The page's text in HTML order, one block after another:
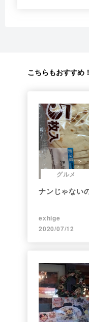
こちらもおすすめ！
グルメ
ナンじゃない
exhige
2020/07/12